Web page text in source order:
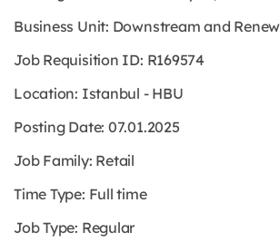
Business Unit: Downstream and
Job Requisition ID: R169574
Location: Istanbul - HBU
Posting Date: 07.01.2025
Job Family: Retail
Time Type: Full time
Job Type: Regular